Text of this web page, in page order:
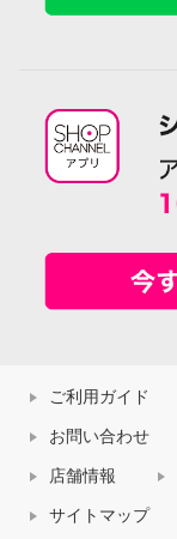
ご利用ガイド
お問い合わせ
店舗情報
サイトマップ